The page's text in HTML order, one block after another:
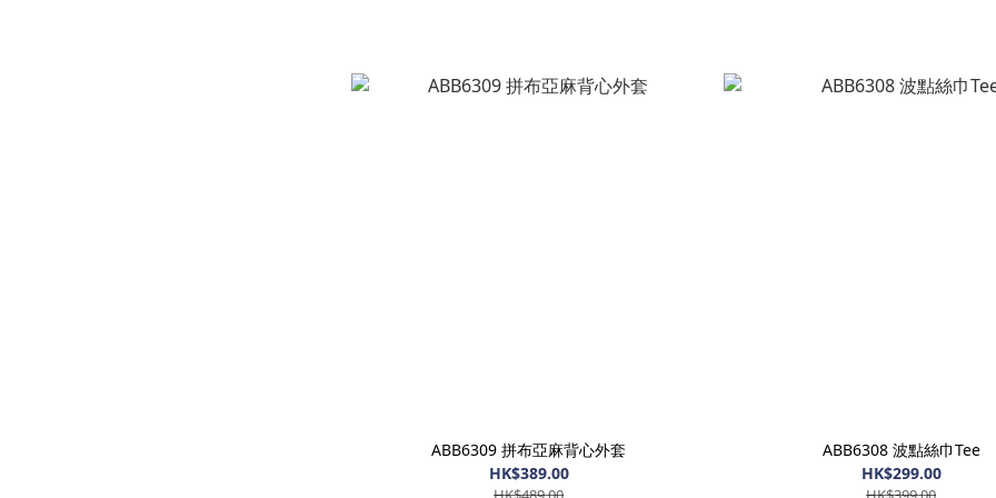
ABB6309 拼布亞麻背心外套
HK$389.00
ABB6308 波點絲巾Tee
HK$299.00